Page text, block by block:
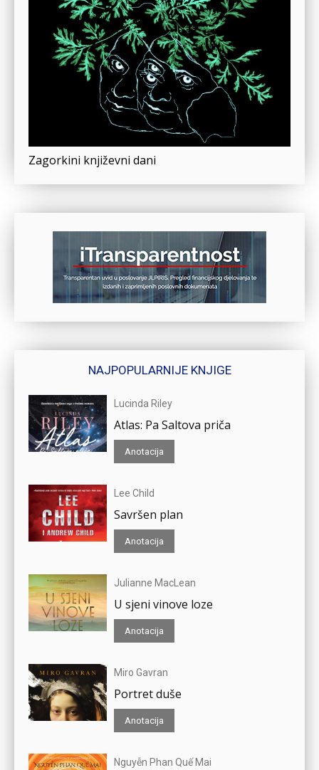
Zagorkini književni dani
NAJPOPULARNIJE KNJIGE
Lucinda Riley
Atlas: Pa Saltova priča
Anotacija
Lee Child
Savršen plan
Anotacija
Julianne MacLean
U sjeni vinove loze
Anotacija
Miro Gavran
Portret duše
Anotacija
Nguyễn Phan Quế Mai